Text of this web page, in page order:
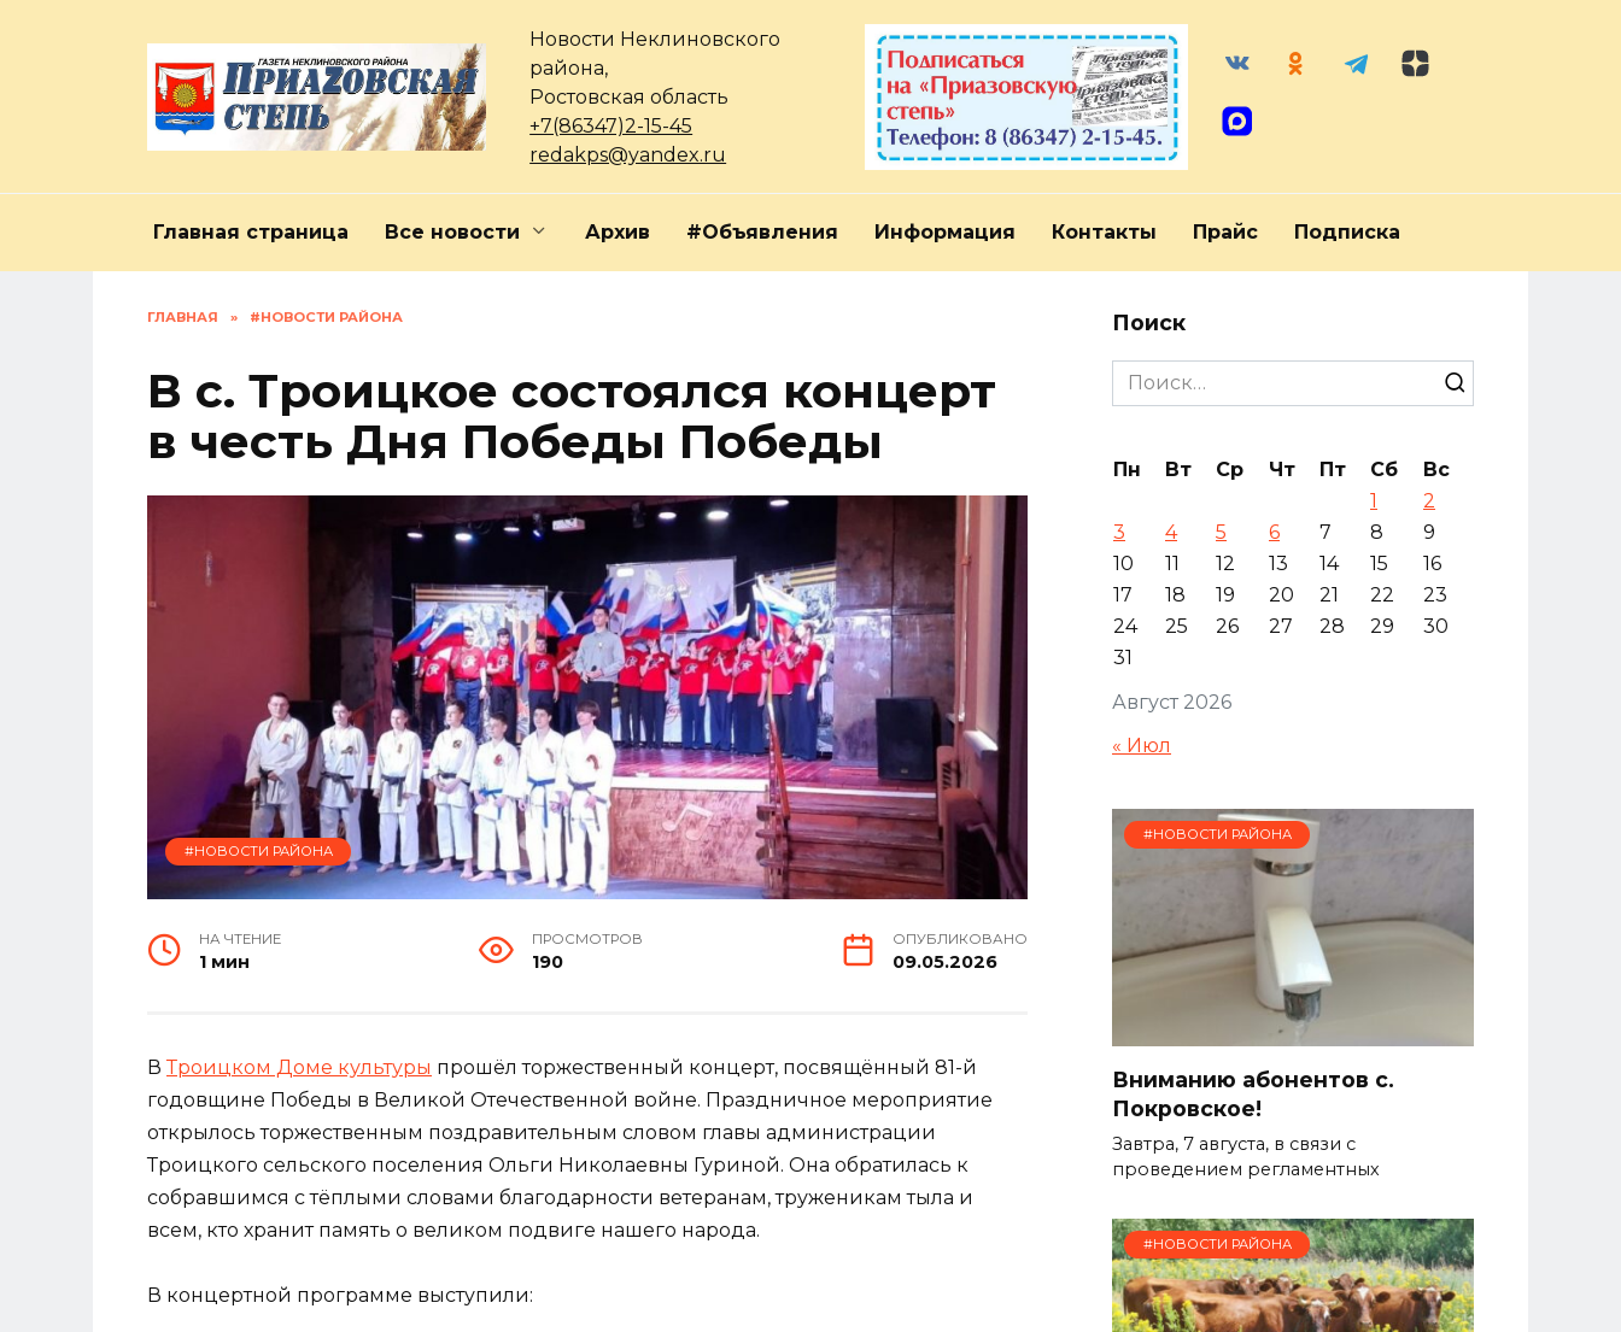
Новости Неклиновского
района,
Ростовская область
+7(86347)2-15-45
redakps@yandex.ru
Главная страница Все новости Архив #Объявления Информация Контакты Прайс Подписка
ГЛАВНАЯ » #НОВОСТИ РАЙОНА
В с. Троицкое состоялся концерт
в честь Дня Победы Победы
#НОВОСТИ РАЙОНА
НА ЧТЕНИЕ
1 мин
ПРОСМОТРОВ
190
ОПУБЛИКОВАНО
09.05.2026
ВТроицком Доме культуры прошёл торжественный концерт, посвящённый 81-й
годовщине Победы в Великой Отечественной войне. Праздничное мероприятие
открылось торжественным поздравительным словом главы администрации
Троицкого сельского поселения Ольги Николаевны Гуриной. Она обратилась к
собравшимся с тёплыми словами благодарности ветеранам, труженикам тыла и
всем, кто хранит память о великом подвиге нашего народа.
В концертной программе выступили:
Поиск
Search
for:
Август 2026
Пн Вт Ср Чт Пт Сб
Вс
1
2
3
4 5 6 7 8
9
10
11 12 13 14 15
16
17
18 19 20 21 22
23
24
25 26 27 28 29
30
31
« Июл
#НОВОСТИ РАЙОНА
Вниманию абонентов с.
Покровское!
Завтра, 7 августа, в связи с
проведением регламентных
#НОВОСТИ РАЙОНА